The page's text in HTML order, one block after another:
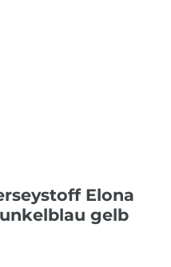
Elona
gelb